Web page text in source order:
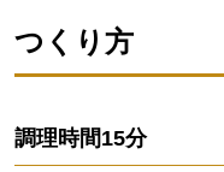
つくり方
調理時間15分